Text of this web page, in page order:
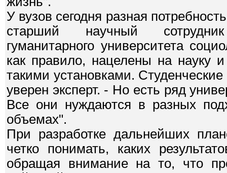
У вузов сегодня разная
старший научный сотрудник
гуманитарного университета
как правило, нацелены на науку
такими установками.
уверен эксперт. - Но есть ряд
Все они нуждаются в разных
объемах".
При разработке дальнейших
четко понимать, каких
обращая внимание на то, что